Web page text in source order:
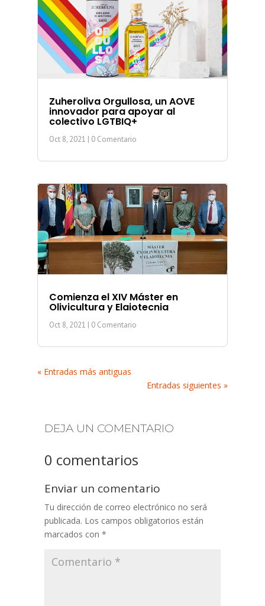
Zuheroliva Orgullosa, un AOVE
innovador para apoyar al
colectivo LGTBIQ+
Oct 8, 2021 | 0 Comentario
Comienza el XIV Máster en
Olivicultura y Elaiotecnia
Oct 8, 2021 | 0 Comentario
« Entradas más antiguas
Entradas siguientes »
DEJA UN COMENTARIO
0 comentarios
Enviar un comentario
Tu dirección de correo electrónico no será
publicada. Los campos obligatorios están
marcados con *